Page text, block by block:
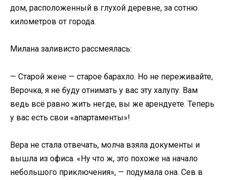
дом, расположенный в глухой деревне, за сотню
километров от города.
Милана заливисто рассмеялась:
— Старой жене — старое барахло. Но не переживайте,
Верочка, я не буду отнимать у вас эту халупу. Вам
ведь всё равно жить негде, вы же арендуете. Теперь
у вас есть свои «апартаменты»!
Вера не стала отвечать, молча взяла документы и
вышла из офиса. «Ну что ж, это похоже на начало
небольшого приключения», — подумала она. Сев в